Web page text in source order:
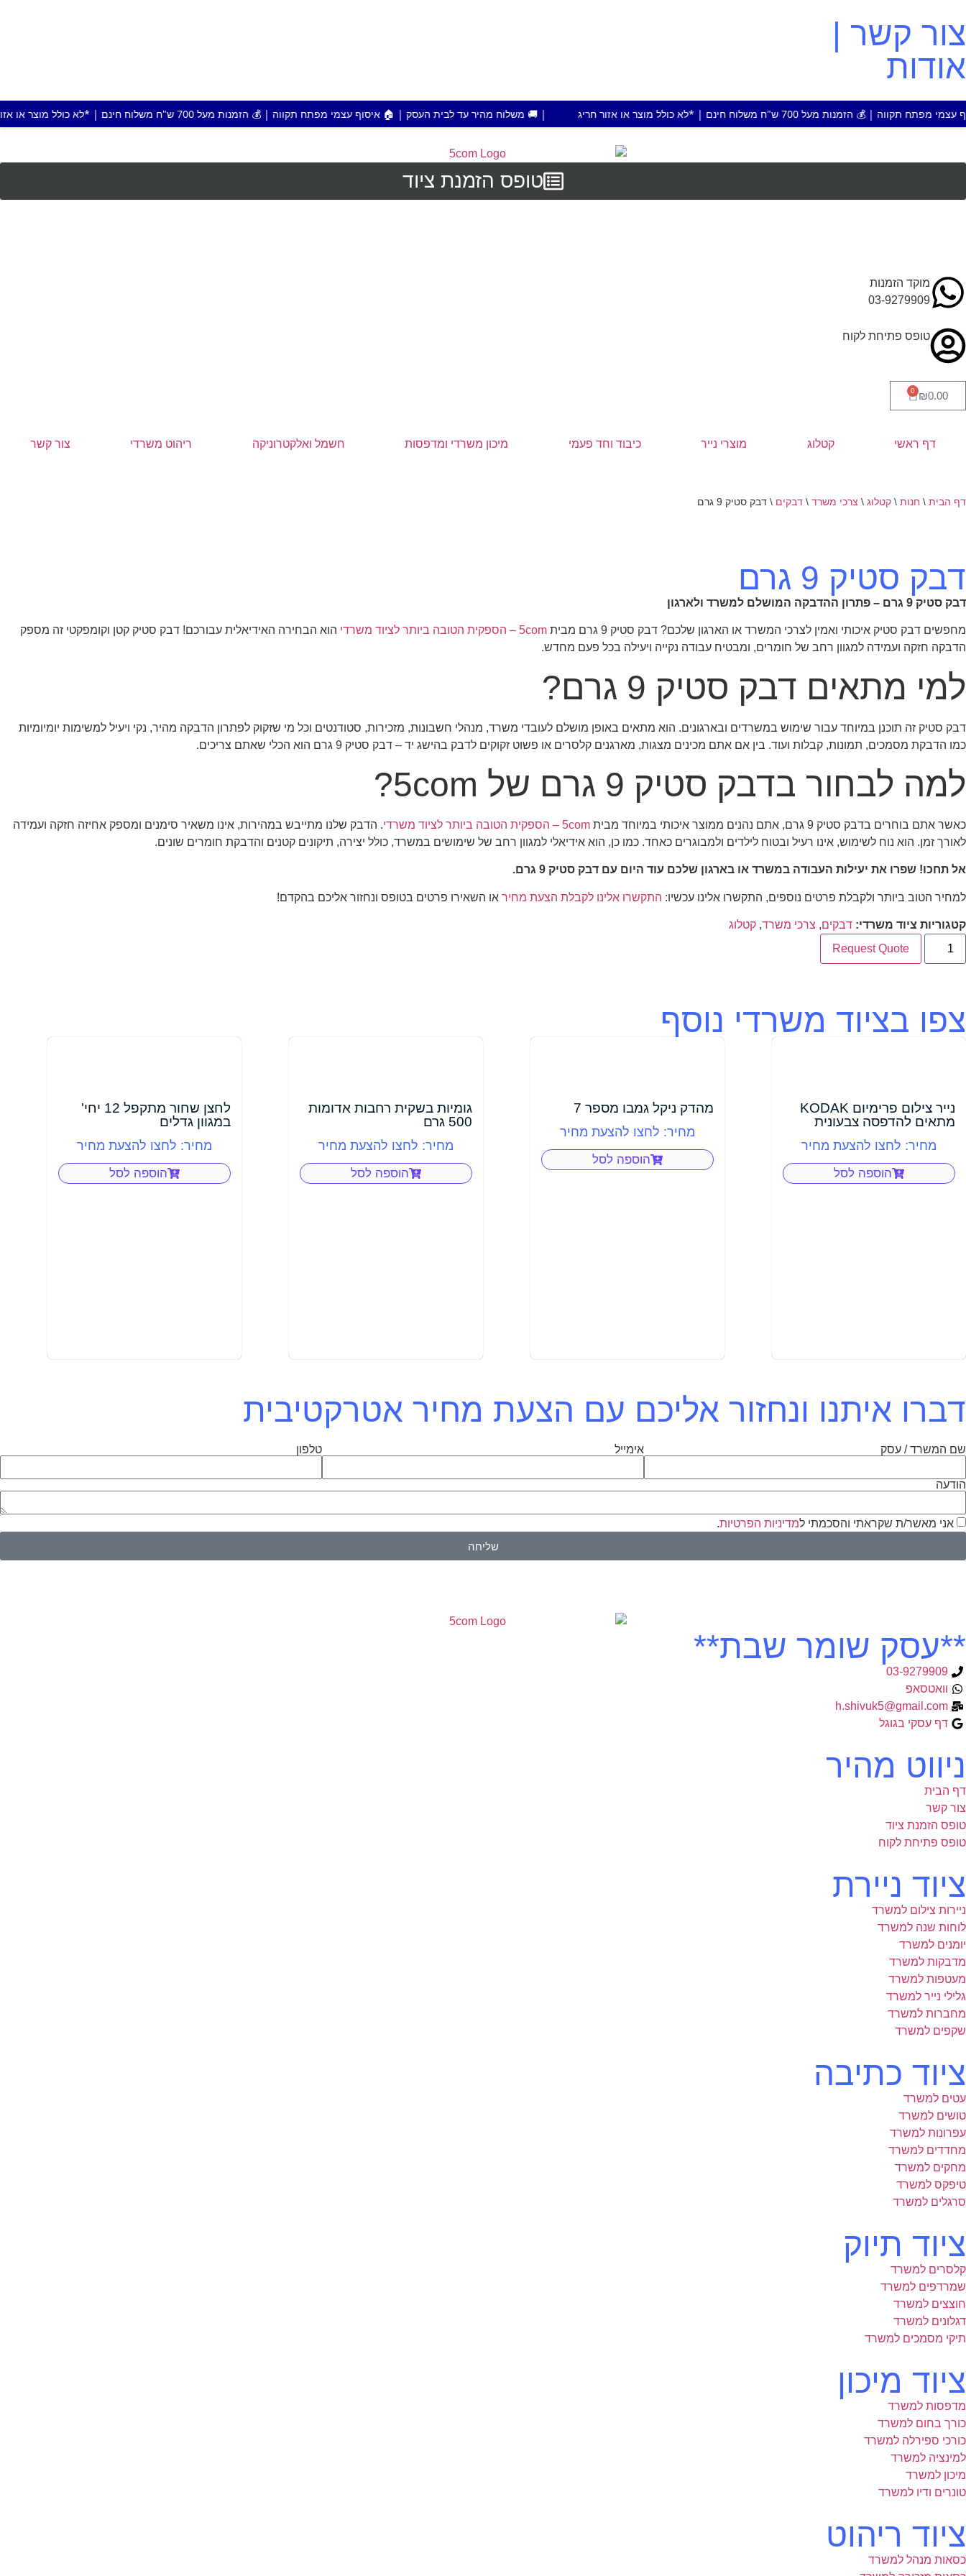
צור קשר |
אודות
700 ש"ח משלוח חינם | *לא כולל מוצר או אזור חריג | 🚚 משלוח מהיר עד לבית העסק | 🏠 איסוף עצמי מפתח תקווה | 💰 הזמנות מעל 700 ש"ח משלוח חינם | *לא כולל מוצר או אזור חריג |
טופס הזמנת ציוד
מוקד הזמנות
03-9279909
טופס פתיחת לקוח
₪0.00
0
דף ראשי קטלוג מוצרי נייר כיבוד וחד פעמי מיכון משרדי ומדפסות חשמל ואלקטרוניקה ריהוט משרדי צור קשר
דף הבית \ חנות \ קטלוג \ צרכי משרד \ דבקים \ דבק סטיק 9 גרם
דבק סטיק 9 גרם
דבק סטיק 9 גרם – פתרון ההדבקה המושלם למשרד ולארגון
מחפשים דבק סטיק איכותי ואמין לצרכי המשרד או הארגון שלכם? דבק סטיק 9 גרם מבית 5com – הספקית הטובה ביותר לציוד משרדי
הוא הבחירה האידיאלית עבורכם! דבק סטיק קטן וקומפקטי זה מספק
הדבקה חזקה ועמידה למגוון רחב של חומרים, ומבטיח עבודה נקייה ויעילה בכל פעם מחדש.
למי מתאים דבק סטיק 9 גרם?
דבק סטיק זה תוכנן במיוחד עבור שימוש במשרדים ובארגונים. הוא מתאים באופן מושלם לעובדי משרד, מנהלי חשבונות, מזכירות, סטודנטים וכל מי שזקוק לפתרון הדבקה מהיר, נקי ויעיל למשימות יומיומיות
כמו הדבקת מסמכים, תמונות, קבלות ועוד. בין אם אתם מכינים מצגות, מארגנים קלסרים או פשוט זקוקים לדבק בהישג יד – דבק סטיק 9 גרם הוא הכלי שאתם צריכים.
למה לבחור בדבק סטיק 9 גרם של 5com?
כאשר אתם בוחרים בדבק סטיק 9 גרם, אתם נהנים ממוצר איכותי במיוחד מבית 5com – הספקית הטובה ביותר לציוד משרדי
. הדבק שלנו מתייבש במהירות, אינו משאיר סימנים ומספק אחיזה חזקה ועמידה
לאורך זמן. הוא נוח לשימוש, אינו רעיל ובטוח לילדים ולמבוגרים כאחד. כמו כן, הוא אידיאלי למגוון רחב של שימושים במשרד, כולל יצירה, תיקונים קטנים והדבקת חומרים שונים.
אל תחכו! שפרו את יעילות העבודה במשרד או בארגון שלכם עוד היום עם דבק סטיק 9 גרם.
למחיר הטוב ביותר ולקבלת פרטים נוספים, התקשרו אלינו עכשיו: התקשרו אלינו לקבלת הצעת מחיר או השאירו פרטים בטופס ונחזור אליכם בהקדם!
קטגוריות ציוד משרדי: דבקים, צרכי משרד, קטלוג
Request Quote
צפו בציוד משרדי נוסף
נייר צילום פרימיום KODAK
מתאים להדפסה צבעונית
מחיר: לחצו להצעת מחיר
הוספה לסל
מהדק ניקל גמבו מספר 7
מחיר: לחצו להצעת מחיר
הוספה לסל
גומיות בשקית רחבות אדומות
500 גרם
מחיר: לחצו להצעת מחיר
הוספה לסל
לחצן שחור מתקפל 12 יחי'
במגוון גדלים
מחיר: לחצו להצעת מחיר
הוספה לסל
דברו איתנו ונחזור אליכם עם הצעת מחיר אטרקטיבית
שם המשרד / עסק אימייל טלפון
הודעה
אני מאשר/ת שקראתי והסכמתי למדיניות הפרטיות.
שליחה
**עסק שומר שבת**
03-9279909
וואטסאפ
h.shivuk5@gmail.com
דף עסקי בגוגל
ניווט מהיר
דף הבית
צור קשר
טופס הזמנת ציוד
טופס פתיחת לקוח
ציוד ניירת
ניירות צילום למשרד
לוחות שנה למשרד
יומנים למשרד
מדבקות למשרד
מעטפות למשרד
גלילי נייר למשרד
מחברות למשרד
שקפים למשרד
ציוד כתיבה
עטים למשרד
טושים למשרד
עפרונות למשרד
מחדדים למשרד
מחקים למשרד
טיפקס למשרד
סרגלים למשרד
ציוד תיוק
קלסרים למשרד
שמרדפים למשרד
חוצצים למשרד
דגלונים למשרד
תיקי מסמכים למשרד
ציוד מיכון
מדפסות למשרד
כורך בחום למשרד
כורכי ספירלה למשרד
למינציה למשרד
מיכון למשרד
טונרים ודיו למשרד
ציוד ריהוט
כסאות מנהל למשרד